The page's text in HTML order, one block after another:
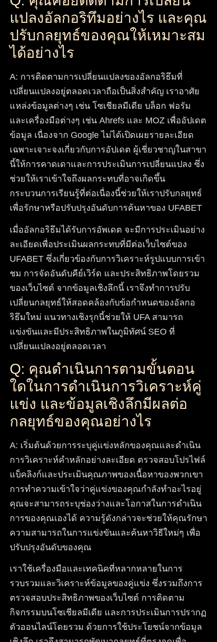
แปลงอัลกอริทึมอย่างไร และคุณ
ปรับกลยุทธ์ของคุณให้เหมาะสม
ได้อย่างไร
A: การติดตามการเปลี่ยนแปลงของอัลกอริธึมที่
เปลี่ยนแปลงอยู่ตลอดเวลาถือเป็นสิ่งสำคัญ เราอาศัย
แหล่งข้อมูลต่างๆ เช่น โซเชียลมีเดีย บล็อก ฟอรัม
และเครื่องมือต่างๆ เช่น Ahrefs และ MOZ เพื่ออัปเดต
ข้อมูล เนื่องจาก Google ไม่ได้เปิดเผยรายละเอียด
เฉพาะเจาะจงเกี่ยวกับการอัปเดต ผู้เชี่ยวชาญในสาขา
นี้ให้การคาดเดาและการประเมินการเปลี่ยนแปลง ซึ่ง
ช่วยให้เราเข้าใจถึงผลกระทบที่อาจเกิดขึ้น
กระบวนการเรียนรู้ที่ต่อเนื่องนี้ช่วยให้เราปรับกลยุทธ์
เพื่อรักษาหรือปรับปรุงอันดับการค้นหาของ UFABET
เมื่ออัลกอริธึมได้รับการอัพเดต จะมีการประเมินอย่าง
ละเอียดเพื่อประเมินผลกระทบที่มีต่อเว็บไซต์ของ
UFABET ซึ่งเกี่ยวข้องกับการวิเคราะห์รูปแบบการเข้า
ชม การจัดอันดับคีย์เวิร์ด และประสิทธิภาพโดยรวม
ของเว็บไซต์ จากข้อมูลเชิงลึกนี้ เราจึงทำการปรับ
เปลี่ยนกลยุทธ์ให้สอดคล้องกับข้อกำหนดของอัลกอ
ริธึมใหม่ แนวทางเชิงรุกนี้ช่วยให้ UFA สามารถ
แข่งขันและมีประสิทธิภาพในภูมิทัศน์ SEO ที่
เปลี่ยนแปลงอยู่ตลอดเวลา
Q: คุณดำเนินการตามขั้นตอน
ใดในการดำเนินการวิเคราะห์คู่
แข่ง และข้อมูลเชิงลึกมีผลต่อ
กลยุทธ์ของคุณอย่างไร
A: เริ่มต้นด้วยการระบุคู่แข่งหลักของคุณและดำเนิน
การวิเคราะห์คำหลักอย่างละเอียด ตรวจสอบโปรไฟล์
แบ็คลิงก์และประเมินคุณภาพของเนื้อหาของพวกเขา
การทำความเข้าใจว่าคู่แข่งของคุณกำลังทำอะไรอยู่
คุณจะสามารถระบุช่องว่างและโอกาสในการดำเนิน
การของคุณเองได้ ความรู้ดังกล่าวจะช่วยให้คุณรักษา
ความสามารถในการแข่งขันและค้นหาวิธีใหม่ๆ เพื่อ
ปรับปรุงอันดับของคุณ
เราใช้เครื่องมือและเทคนิคที่หลากหลายในการ
รวบรวมและวิเคราะห์ข้อมูลของคู่แข่ง ซึ่งรวมถึงการ
ตรวจสอบประสิทธิภาพของเว็บไซต์ การติดตาม
กิจกรรมบนโซเชียลมีเดีย และการประเมินการปรากฏ
ตัวออนไลน์โดยรวม ด้วยการใช้ประโยชน์จากข้อมูล